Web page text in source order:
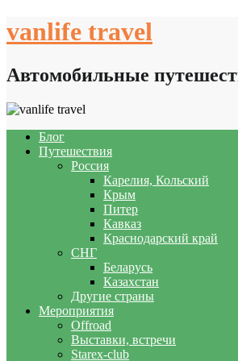
to
vanlife travel
Автомобильные
Блог
Путешествия
Россия
Карелия, Кольский
Крым
Питер
Кавказ
Краснодарский край
СНГ
Беларусь
Казахстан
Другие страны
Мероприятия
Offroad
Выставки, встречи
Starex-club